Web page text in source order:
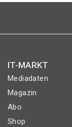
IT-MARKT
Mediadaten
Magazin
Abo
Shop